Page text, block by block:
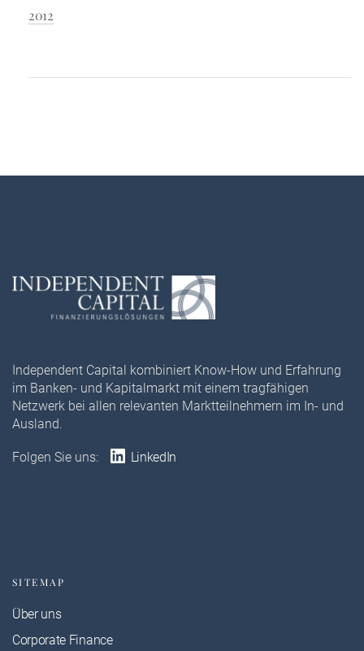
2012
Independent Capital kombiniert Know-How und Erfahrung
im Banken- und Kapitalmarkt mit einem tragfähigen
Netzwerk bei allen relevanten Marktteilnehmern im In- und
Ausland.
Folgen Sie uns: LinkedIn
SITEMAP
Über uns
Corporate Finance